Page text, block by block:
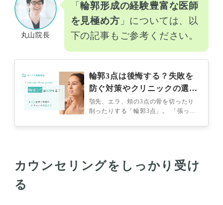
丸山院長
「輪郭形成の経験豊富な医師
を見極め方 」については、以
下の記事もご参考ください。
輪郭3点は後悔する？失敗を
防ぐ対策やクリニックの選び
方
顎先、エラ、頬の3点の骨を切ったり
削ったりする「輪郭3点」。 「張って
カウンセリングをしっかり受け
る